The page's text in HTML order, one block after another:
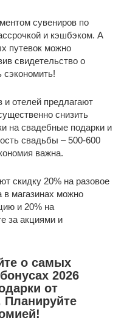
сувениров по
и кэшбэком. А
путевок можно
свидетельство о
сэкономить!
отелей предлагают
снизить
на свадебные подарки и
свадьбы – 500-600
важна.
скидку 20% на разовое
в магазинах можно
и 20% на
за акциями и
о самых
2026
от
Планируйте